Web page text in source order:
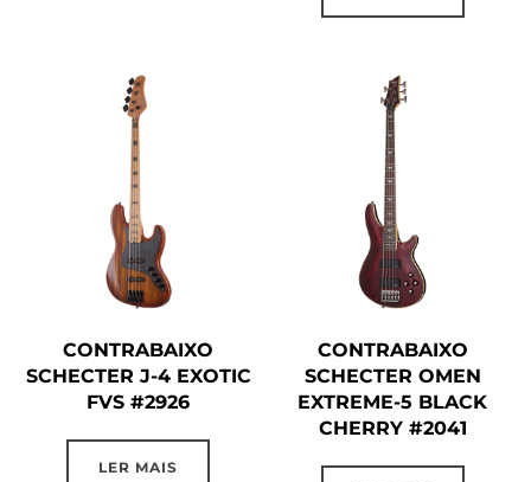
CONTRABAIXO
SCHECTER J-4 EXOTIC
FVS #2926
LER MAIS
CONTRABAIXO
SCHECTER OMEN
EXTREME-5 BLACK
CHERRY #2041